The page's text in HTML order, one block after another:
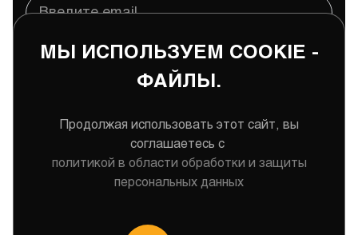
персональных данных
МЫ ИСПОЛЬЗУЕМ COOKIE -
ФАЙЛЫ.
Продолжая использовать этот сайт, вы
соглашаетесь с
политикой в области обработки и защиты
персональных данных